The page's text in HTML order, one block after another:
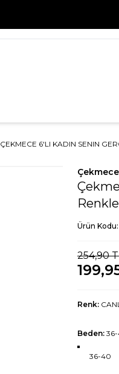
ÇEKMECE 6'LI KADIN SENIN
Çekmece
Ürün Kodu:
254,90
Renk:
Beden:
36-40